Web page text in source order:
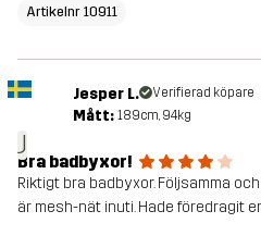
Artikelnr 10911
J
Jesper L. Verifierad köpare
Mått: 189cm, 94kg
Bra badbyxor!
Riktigt bra badbyxor. Följsamma
är mesh-nät inuti. Hade föredragit